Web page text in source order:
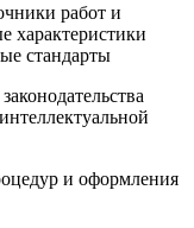
работ и
характеристики
стандарты
и оформления